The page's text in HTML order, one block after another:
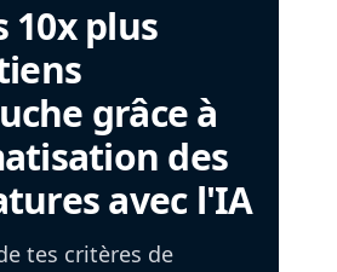
10x plus
grâce à
des
avec l'IA
tes critères de